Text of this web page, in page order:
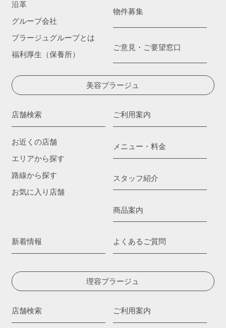
沿革
グループ会社
プラージュグループとは
福利厚生（保養所）
物件募集
ご意見・ご要望窓口
美容プラージュ
店舗検索
お近くの店舗
エリアから探す
路線から探す
お気に入り店舗
ご利用案内
メニュー・料金
スタッフ紹介
商品案内
新着情報 よくあるご質問
理容プラージュ
店舗検索 ご利用案内